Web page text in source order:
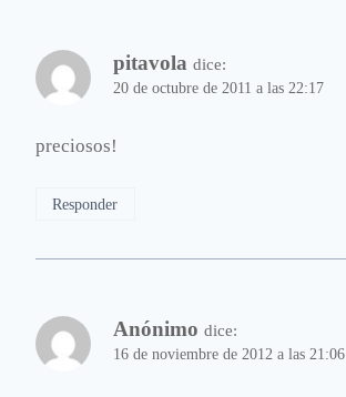
pitavola dice:
20 de octubre de 2011 a las 22:17
preciosos!
Responder
Anónimo dice:
16 de noviembre de 2012 a las 21:06